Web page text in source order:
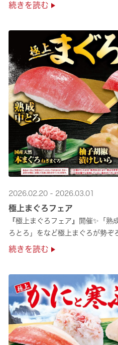
続きを読む
2026.02.20 - 2026.03.01
極上まぐろフェア
『極上まぐろフェア』開催✨「
ろとろ」をなど極上まぐろが勢
続きを読む